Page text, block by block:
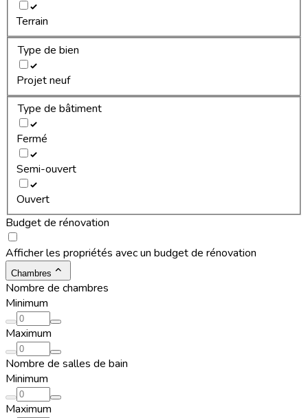
Terrain
Type de bien
Projet neuf
Type de bâtiment
Fermé
Semi-ouvert
Ouvert
Budget de rénovation
Afficher les propriétés avec un budget de rénovation
Chambres
Nombre de chambres
Minimum
Maximum
Nombre de salles de bain
Minimum
Maximum